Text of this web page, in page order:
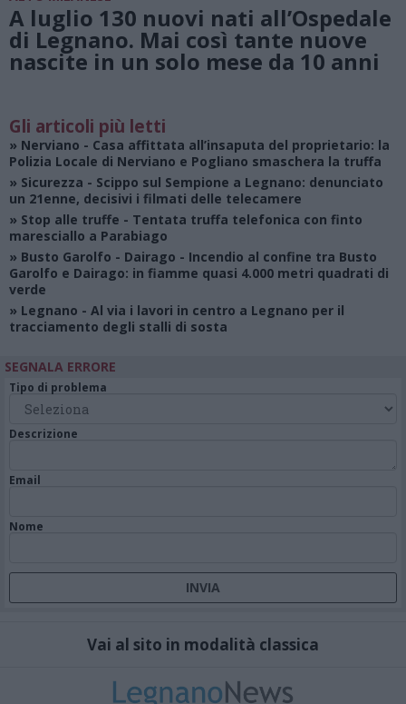
A luglio 130 nuovi nati all’Ospedale
di Legnano. Mai così tante nuove
nascite in un solo mese da 10 anni
Gli articoli più letti
» Nerviano - Casa affittata all’insaputa del proprietario: la
Polizia Locale di Nerviano e Pogliano smaschera la truffa
» Sicurezza - Scippo sul Sempione a Legnano: denunciato
un 21enne, decisivi i filmati delle telecamere
» Stop alle truffe - Tentata truffa telefonica con finto
maresciallo a Parabiago
» Busto Garolfo - Dairago - Incendio al confine tra Busto
Garolfo e Dairago: in fiamme quasi 4.000 metri quadrati di
verde
» Legnano - Al via i lavori in centro a Legnano per il
tracciamento degli stalli di sosta
SEGNALA ERRORE
Tipo di problema
Descrizione
Email
Nome
Vai al sito in modalità classica